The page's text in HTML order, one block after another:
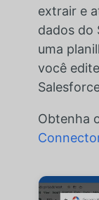
extrair e
dados do
uma
você
Obtenha